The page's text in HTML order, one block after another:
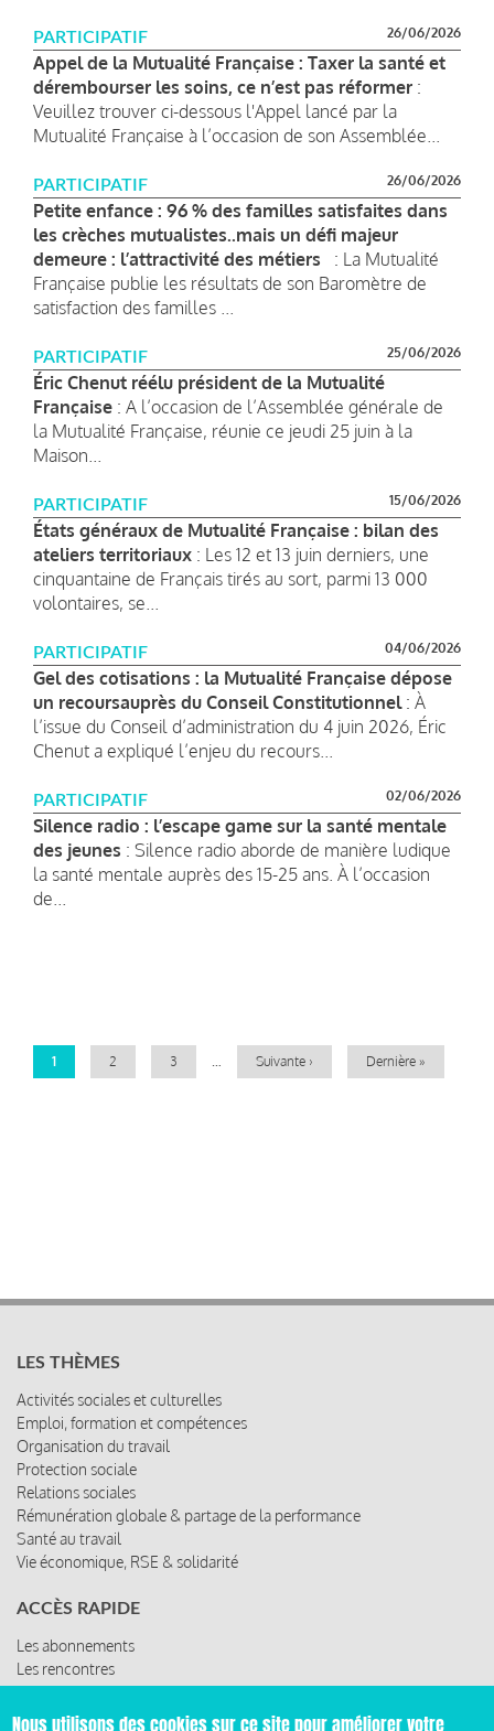
PARTICIPATIF 26/06/2026
Appel de la Mutualité Française : Taxer la santé et
dérembourser les soins, ce n’est pas réformer :
Veuillez trouver ci-dessous l'Appel lancé par la
Mutualité Française à l’occasion de son Assemblée...
PARTICIPATIF 26/06/2026
Petite enfance : 96 % des familles satisfaites dans
les crèches mutualistes..mais un défi majeur
demeure : l’attractivité des métiers
: La Mutualité
Française publie les résultats de son Baromètre de
satisfaction des familles ...
PARTICIPATIF 25/06/2026
Éric Chenut réélu président de la Mutualité
Française : A l’occasion de l’Assemblée générale de
la Mutualité Française, réunie ce jeudi 25 juin à la
Maison...
PARTICIPATIF 15/06/2026
États généraux de Mutualité Française : bilan des
ateliers territoriaux : Les 12 et 13 juin derniers, une
cinquantaine de Français tirés au sort, parmi 13 000
volontaires, se...
PARTICIPATIF 04/06/2026
Gel des cotisations : la Mutualité Française dépose
un recoursauprès du Conseil Constitutionnel: À
l’issue du Conseil d’administration du 4 juin 2026, Éric
Chenut a expliqué l’enjeu du recours...
PARTICIPATIF 02/06/2026
Silence radio : l’escape game sur la santé mentale
des jeunes : Silence radio aborde de manière ludique
la santé mentale auprès des 15-25 ans. À l’occasion
de...
Page
1 Page
2 Page
3
Page
Suivante ›
Dernière
Dernière »
LES THÈMES
Activités sociales et culturelles
Emploi, formation et compétences
Organisation du travail
Protection sociale
Relations sociales
Rémunération globale & partage de la performance
Santé au travail
Vie économique, RSE & solidarité
ACCÈS RAPIDE
Les abonnements
Les rencontres
Les ressources
Nous utilisons des cookies sur ce site pour améliorer votre